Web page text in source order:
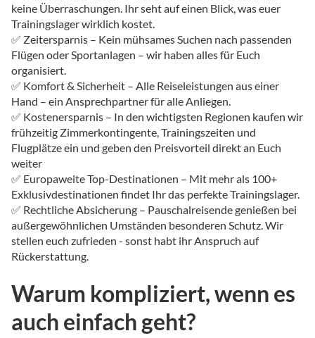
keine Überraschungen. Ihr seht auf einen Blick, was euer
Trainingslager wirklich kostet.
✅ Zeitersparnis – Kein mühsames Suchen nach passenden
Flügen oder Sportanlagen – wir haben alles für Euch
organisiert.
✅ Komfort & Sicherheit – Alle Reiseleistungen aus einer
Hand – ein Ansprechpartner für alle Anliegen.
✅ Kostenersparnis – In den wichtigsten Regionen kaufen wir
frühzeitig Zimmerkontingente, Trainingszeiten und
Flugplätze ein und geben den Preisvorteil direkt an Euch
weiter
✅ Europaweite Top-Destinationen – Mit mehr als 100+
Exklusivdestinationen findet Ihr das perfekte Trainingslager.
✅ Rechtliche Absicherung – Pauschalreisende genießen bei
außergewöhnlichen Umständen besonderen Schutz. Wir
stellen euch zufrieden - sonst habt ihr Anspruch auf
Rückerstattung.
Warum kompliziert, wenn es
auch einfach geht?